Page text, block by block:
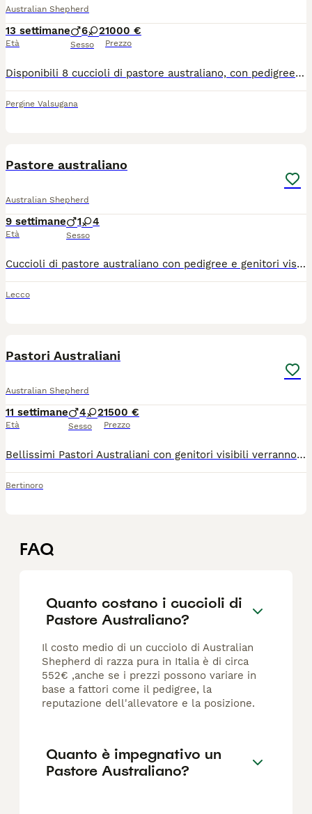
Australian Shepherd
13 settimane
Età
6 2
Sesso
1000 €
Prezzo
Disponibili 8 cuccioli di pastore australiano, con pedigree, microchip e vaccinati, in ottima salute, nati in casa in mezzo a tanto amore! I cani si trovano con la mamma a Pergine Valsugana (TN), si possono vedere e saranno disponibilità da metà luglio! Cerchiamo una famiglia che possa donare loro tutto l’amore del mondo!
Pergine Valsugana
Pastore australiano
Australian Shepherd
9 settimane
Età
1 4
Sesso
Cuccioli di pastore australiano con pedigree e genitori visibili presso di noi 1 maschio Bluemerle 2 femmine Bluemerle 1 femmina red 1 femmina tricolor
Lecco
Pastori Australiani
Australian Shepherd
11 settimane
Età
4 2
Sesso
1500 €
Prezzo
Bellissimi Pastori Australiani con genitori visibili verranno ceduti con tutti i controlli e pedigree
Bertinoro
FAQ
Quanto costano i cuccioli di
Pastore Australiano?
Il costo medio di un cucciolo di Australian
Shepherd di razza pura in Italia è di circa
552€ ,anche se i prezzi possono variare in
base a fattori come il pedigree, la
reputazione dell'allevatore e la posizione.
Quanto è impegnativo un
Pastore Australiano?